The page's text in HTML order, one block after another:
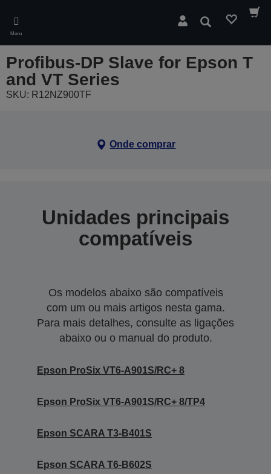
main
content
Menu
Pesquisar
Profibus-DP Slave for Epson T
and VT Series
SKU: R12NZ900TF
Onde comprar
Unidades principais
compatíveis
Os modelos abaixo são compatíveis
com um ou mais artigos nesta gama.
Para mais detalhes, consulte as ligações
abaixo ou o manual do produto.
Epson ProSix VT6-A901S/RC+ 8
Epson ProSix VT6-A901S/RC+ 8/TP4
Epson SCARA T3-B401S
Epson SCARA T6-B602S